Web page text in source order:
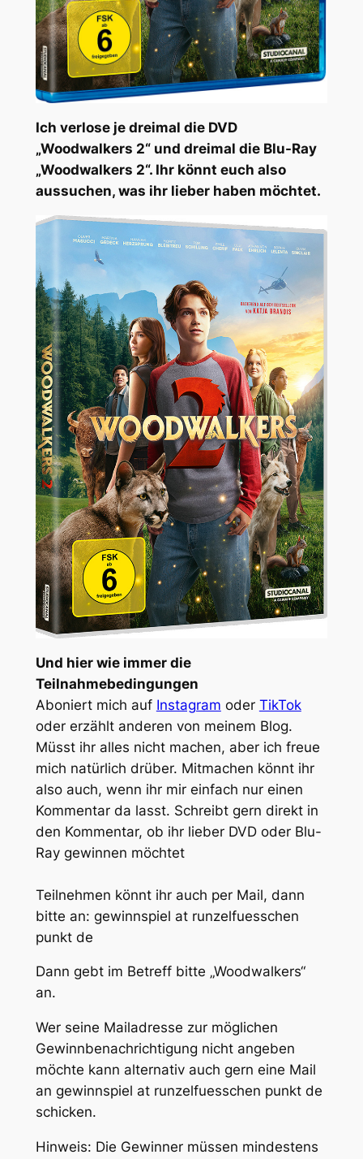
Ich verlose je dreimal die DVD
„Woodwalkers 2“ und dreimal die Blu-Ray
„Woodwalkers 2“. Ihr könnt euch also
aussuchen, was ihr lieber haben möchtet.
Und hier wie immer die
Teilnahmebedingungen
Aboniert mich auf Instagram oder TikTok
oder erzählt anderen von meinem Blog.
Müsst ihr alles nicht machen, aber ich freue
mich natürlich drüber. Mitmachen könnt ihr
also auch, wenn ihr mir einfach nur einen
Kommentar da lasst. Schreibt gern direkt in
den Kommentar, ob ihr lieber DVD oder Blu-
Ray gewinnen möchtet
Teilnehmen könnt ihr auch per Mail, dann
bitte an: gewinnspiel at runzelfuesschen
punkt de
Dann gebt im Betreff bitte „Woodwalkers“
an.
Wer seine Mailadresse zur möglichen
Gewinnbenachrichtigung nicht angeben
möchte kann alternativ auch gern eine Mail
an gewinnspiel at runzelfuesschen punkt de
schicken.
Hinweis: Die Gewinner müssen mindestens